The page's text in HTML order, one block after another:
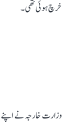
خرچ ہوئی تھی۔
وزارت خارجہ نے اپنے